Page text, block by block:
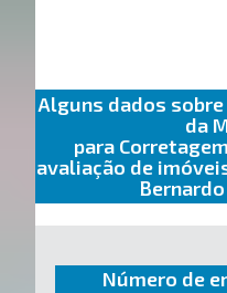
Alguns dados
da
para
avaliação de
Número de